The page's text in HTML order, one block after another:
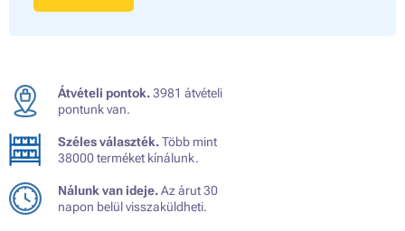
Átvételi pontok.3981 átvételi
pontunk van.
Széles választék.Több mint
38000 terméket kínálunk.
Nálunk van ideje.Az árut 30
napon belül visszaküldheti.